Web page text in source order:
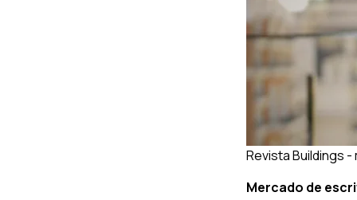
Revista Buildings -
Mercado de